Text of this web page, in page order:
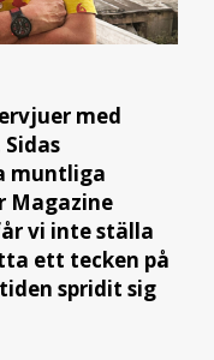
med
muntliga
Magazine
vi inte ställa
ett tecken på
spridit sig